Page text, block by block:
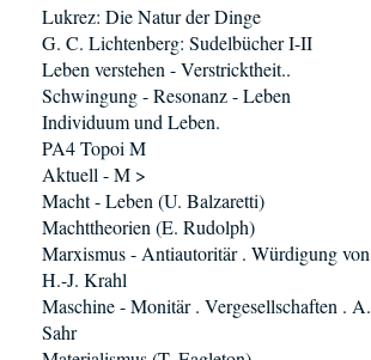
Lukrez: Die Natur der Dinge
G. C. Lichtenberg: Sudelbücher I-II
Leben verstehen - Verstricktheit..
Schwingung - Resonanz - Leben
Individuum und Leben.
PA4 Topoi M
Aktuell - M >
Macht - Leben (U. Balzaretti)
Machttheorien (E. Rudolph)
Marxismus - Antiautoritär . Würdigung von
H.-J. Krahl
Maschine - Monitär . Vergesellschaften . A.
Sahr